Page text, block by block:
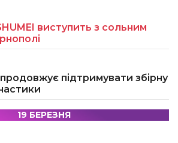
виступить з сольним
підтримувати збірну
19 БЕРЕЗНЯ